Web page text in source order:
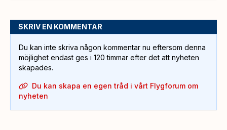
SKRIV EN KOMMENTAR
Du kan inte skriva någon kommentar nu eftersom denna
möjlighet endast ges i 120 timmar efter det att nyheten
skapades.
Du kan skapa en egen tråd i vårt Flygforum om
nyheten